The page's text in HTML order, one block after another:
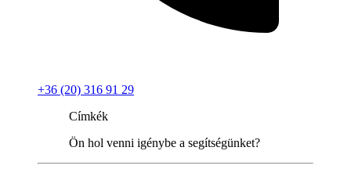
+36 (20) 316 91 29
Címkék
Ön hol venni igénybe a segítségünket?